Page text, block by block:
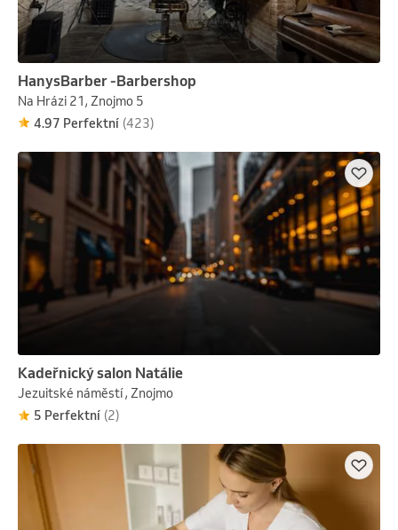
HanysBarber -Barbershop
Na Hrázi 21, Znojmo 5
4.97 Perfektní (423)
Kadeřnický salon Natálie
Jezuitské náměstí , Znojmo
5 Perfektní (2)